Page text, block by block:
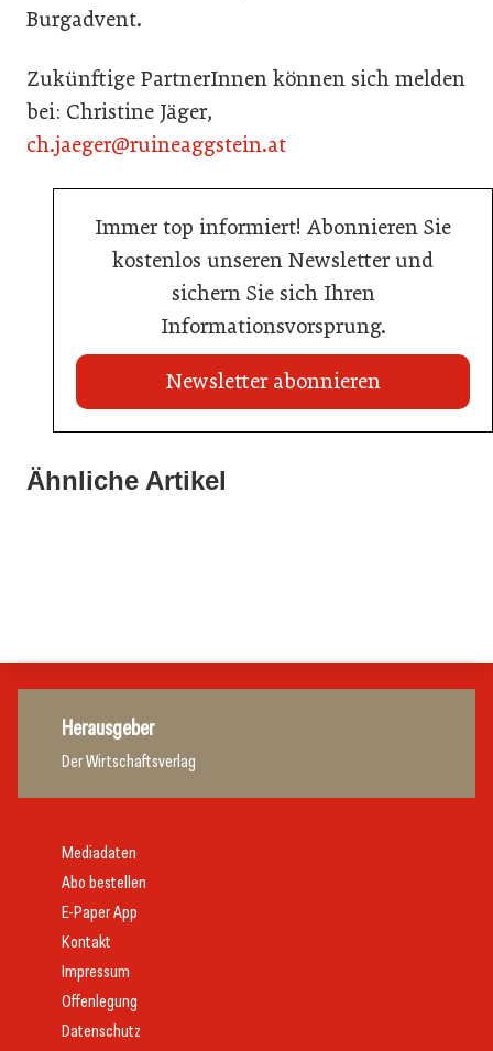
Burgadvent.
Zukünftige PartnerInnen können sich melden
bei: Christine Jäger,
ch.jaeger@ruineaggstein.at
Immer top informiert! Abonnieren Sie
kostenlos unseren Newsletter und
sichern Sie sich Ihren
Informationsvorsprung.
Newsletter abonnieren
Ähnliche Artikel
War die Fußball-WM 2026 für Ihren Betrieb ein
21. Juli 2026
Stipendium für Nachwuchstalent in der Wiener
Herausgeber
Der Wirtschaftsverlag
Mediadaten
Abo bestellen
E-Paper App
Kontakt
Impressum
Offenlegung
Datenschutz